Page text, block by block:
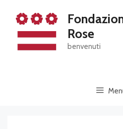
content
Rose
benvenuti